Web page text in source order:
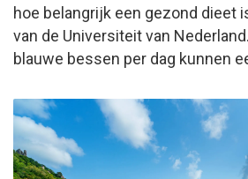
hoe belangrijk een gezond dieet
van de Universiteit van
blauwe bessen per dag kunnen